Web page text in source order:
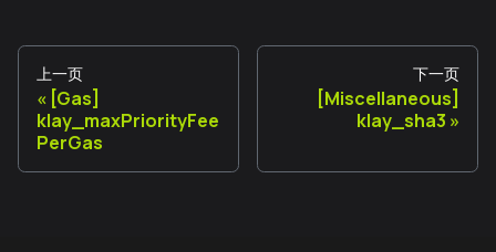
上一页
[Gas]
klay_maxPriorityFee
PerGas
下一页
[Miscellaneous]
klay_sha3